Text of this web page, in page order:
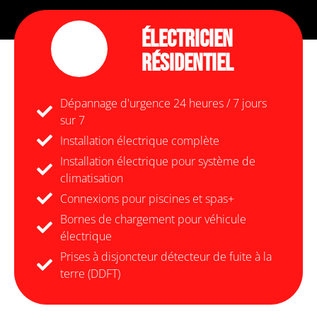
Électricien
Résidentiel
Dépannage d'urgence 24 heures / 7 jours
sur 7
Installation électrique complète
Installation électrique pour système de
climatisation
Connexions pour piscines et spas+
Bornes de chargement pour véhicule
électrique
Prises à disjoncteur détecteur de fuite à la
terre (DDFT)